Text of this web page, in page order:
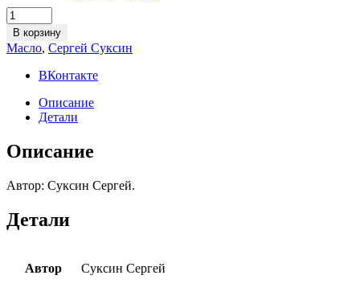
Картина
«Десятка»
quantity
В корзину
Масло, Сергей Суксин
ВКонтакте
Описание
Детали
Описание
Автор: Суксин Сергей.
Детали
Автор Суксин Сергей